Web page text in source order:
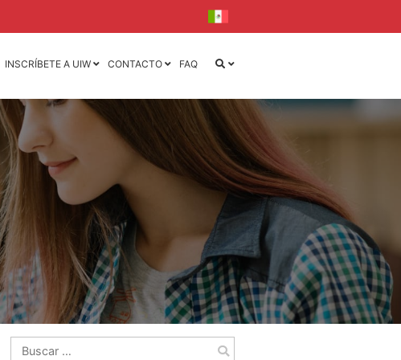
en
en
3D y Diseño
en Diseño y
de la
Mecánica
Mecatrónica
INSCRÍBETE A UIW CONTACTO FAQ
Buscar: